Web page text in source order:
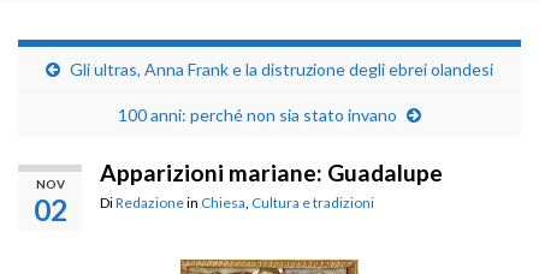
Gli ultras, Anna Frank e la distruzione degli ebrei olandesi
100 anni: perché non sia stato invano
NOV
02
Apparizioni mariane: Guadalupe
DiRedazionein Chiesa Cultura e tradizioni